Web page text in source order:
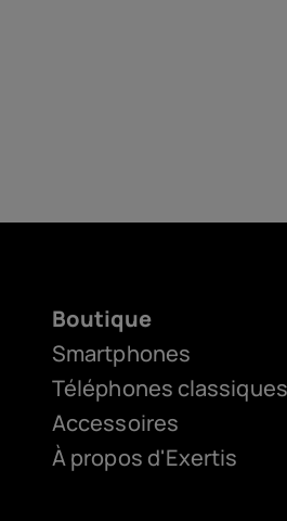
Boutique
Smartphones
Téléphones classiques
Accessoires
À propos d'Exertis